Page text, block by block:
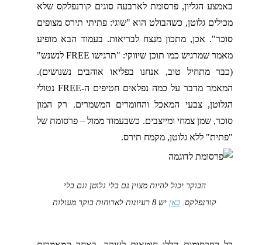
באמצע הגליון, פרסומת לארבעה סוגים קורנפלקס שלא
מכילים גלוטן, כשהבולט הוא "שוגי: פתיתי תירס מצופים
סוכר". אכן, מתכון מנצח לבריאות. בעמוד הבא מופיע
מאמר שמרגיש כמו תוכן שיווקי: "תרגישו FREE לנשנש"
(כבר מתחיל טוב, אנחנו בפליאו אוהבים נשנושים).
המאמר מדבר על כמה נפלאים חטיפים ה-FREE נטולי
הגלוטן, צבעי המאכל והחומרים המשמרים. רק המון
סוכר, שמן צמחי ומייצבים. כשבעמוד ממול – פרסומת של
"פתית" ללא גלוטן, מקמח תירס.
הבוקר יכול להיות מצוין גם בלי גלוטן וגם בלי
קורנפלקס. כאן יש 8 רעיונות לארוחות בוקר מעולות